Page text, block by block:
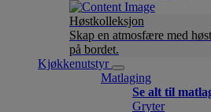
Høstkolleksjon
Skap en atmosfære med
på bordet.
Kjøkkenutstyr
Matlaging
Se alt til
Gryter